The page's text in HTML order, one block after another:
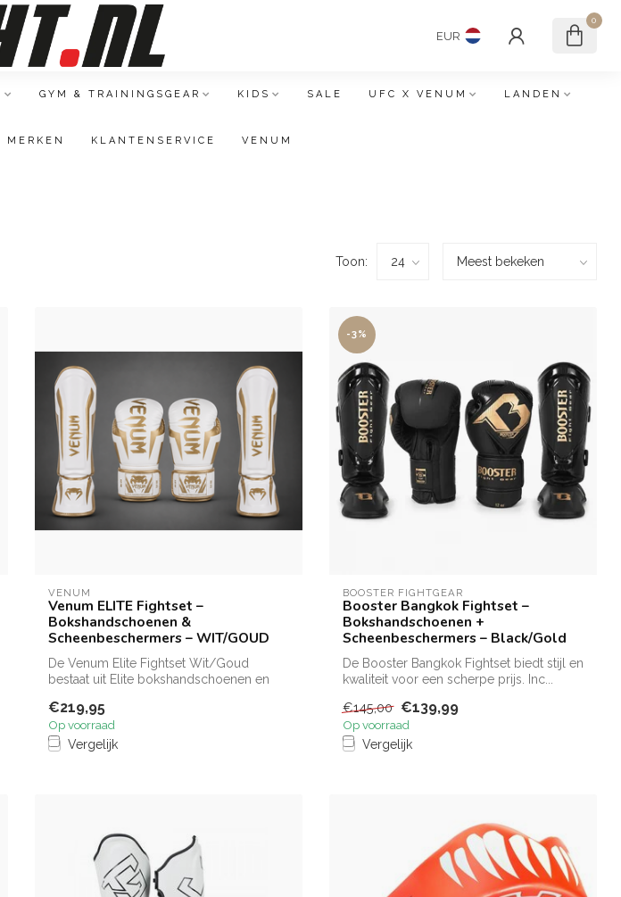
EUR
0
GYM & TRAININGSGEAR KIDS SALE UFC X VENUM LANDEN
MERKEN KLANTENSERVICE VENUM
Toon:
VENUM
Venum ELITE Fightset –
Bokshandschoenen &
Scheenbeschermers – WIT/GOUD
De Venum Elite Fightset Wit/Goud
bestaat uit Elite bokshandschoenen en
€219,95
Op voorraad
Vergelijk
-3%
BOOSTER FIGHTGEAR
Booster Bangkok Fightset –
Bokshandschoenen +
Scheenbeschermers – Black/Gold
De Booster Bangkok Fightset biedt stijl en
kwaliteit voor een scherpe prijs. Inc...
€145,00 €139,99
Op voorraad
Vergelijk